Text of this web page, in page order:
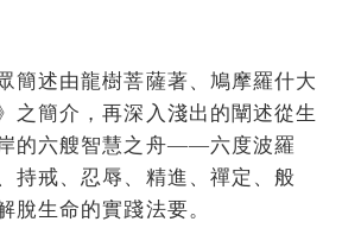
簡述由龍樹菩薩著、鳩摩羅什大
之簡介，再深入淺出的闡述從生
的六艘智慧之舟——六度波羅
持戒、忍辱、精進、禪定、般
脫生命的實踐法要。